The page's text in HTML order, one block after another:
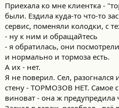
Приехала ко мне клиентка -
были. Ездила куда-то что-то
сервис, поменяли колодки, с
- ну к ним и обращайтесь
- я обратилась, они
и нормально и тормоза есть.
А их - нет.
Я не поверил. Сел, разогнался
стену - ТОРМОЗОВ НЕТ. Самое
виноват - она ж предупредила